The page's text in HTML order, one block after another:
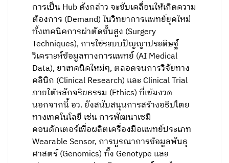
การเป็น Hub ดังกล่าว จะขับเคลื่อนให้เกิดความ
ต้องการ (Demand) ในวิทยาการแพทย์ยุคใหม่
ทั้งเทคนิคการผ่าตัดขั้นสูง (Surgery
Techniques), การใช้ระบบปัญญาประดิษฐ์
วิเคราะห์ข้อมูลทางการแพทย์ (AI Medical
Data), ยาเทคนิคใหม่ๆ, ตลอดจนการวิจัยทาง
คลินิก (Clinical Research) และ Clinical Trial
ภายใต้หลักจริยธรรม (Ethics) ที่เข้มงวด
นอกจากนี้ อว. ยังสนับสนุนการสร้างอธิปไตย
ทางเทคโนโลยี เช่น การพัฒนาเซมิ
คอนดักเตอร์เพื่อผลิตเครื่องมือแพทย์ประเภท
Wearable Sensor, การบูรณาการข้อมูลพันธุ
ศาสตร์ (Genomics) ทั้ง Genotype และ